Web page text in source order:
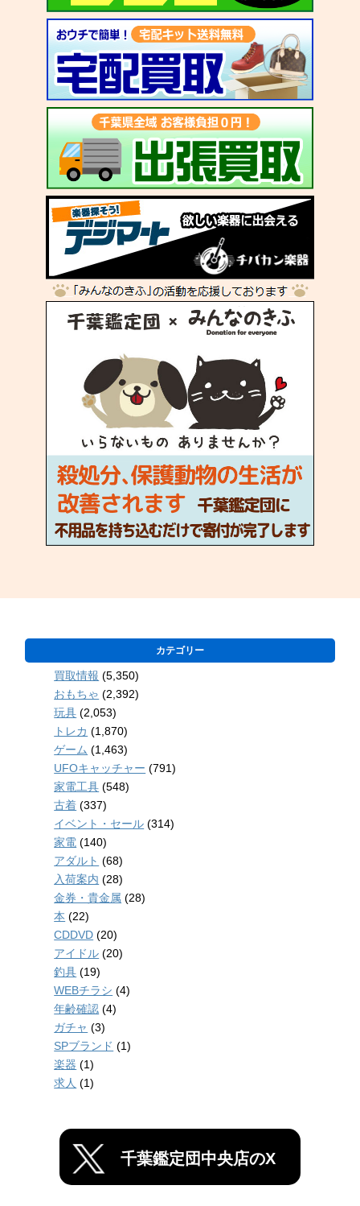
カテゴリー
買取情報 (5,350)
おもちゃ (2,392)
玩具 (2,053)
トレカ (1,870)
ゲーム (1,463)
UFOキャッチャー (791)
家電工具 (548)
古着 (337)
イベント・セール (314)
家電 (140)
アダルト (68)
入荷案内 (28)
金券・貴金属 (28)
本 (22)
CDDVD (20)
アイドル (20)
釣具 (19)
WEBチラシ (4)
年齢確認 (4)
ガチャ (3)
SPブランド (1)
楽器 (1)
求人 (1)
千葉鑑定団中央店のX